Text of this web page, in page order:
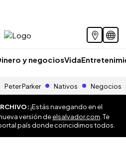
y negociosVida
Peter Parker Nativos Negocios
¡Estás navegando en el
versión deelsalvador.com . Te
país donde coincidimos todos.